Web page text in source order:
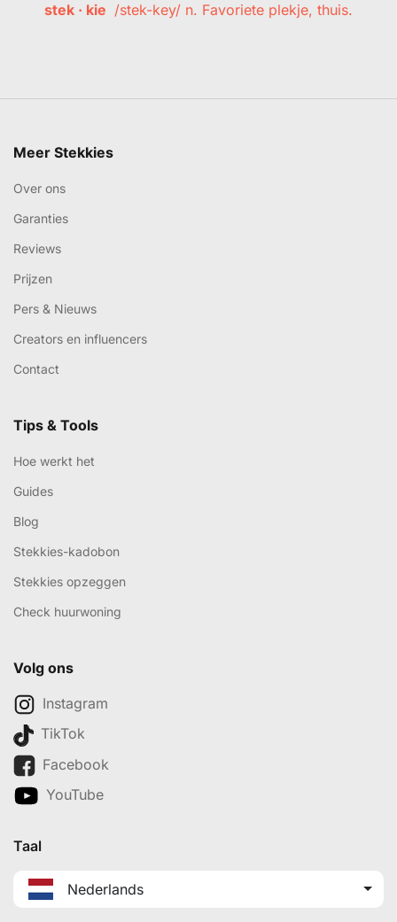
stek · kie /stek-key/ n. Favoriete plekje, thuis.
Meer Stekkies
Over ons
Garanties
Reviews
Prijzen
Pers & Nieuws
Creators en influencers
Contact
Tips & Tools
Hoe werkt het
Guides
Blog
Stekkies-kadobon
Stekkies opzeggen
Check huurwoning
Volg ons
Instagram
TikTok
Facebook
YouTube
Taal
Nederlands